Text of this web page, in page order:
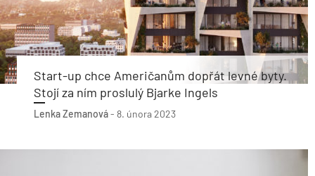
Start-up chce Američanům dopřát levné byty.
Stojí za ním proslulý Bjarke Ingels
Lenka Zemanová- 8. února 2023